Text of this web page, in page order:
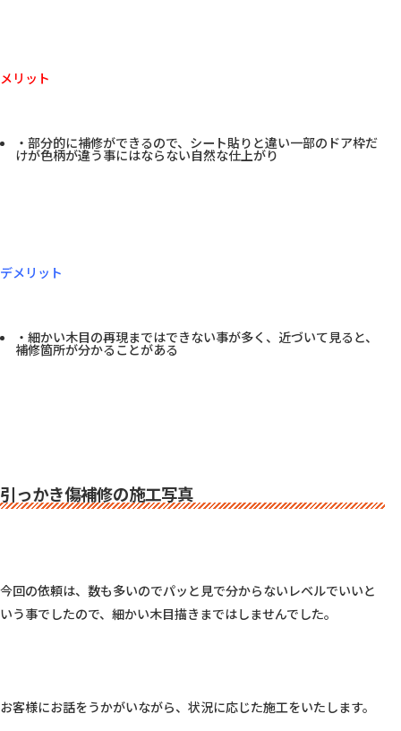
メリット
・部分的に補修ができるので、シート貼りと違い一部のドア枠だ
けが色柄が違う事にはならない自然な仕上がり
デメリット
・細かい木目の再現まではできない事が多く、近づいて見ると、
補修箇所が分かることがある
引っかき傷補修の施工写真
今回の依頼は、数も多いのでパッと見で分からないレベルでいいと
いう事でしたので、細かい木目描きまではしませんでした。
お客様にお話をうかがいながら、状況に応じた施工をいたします。